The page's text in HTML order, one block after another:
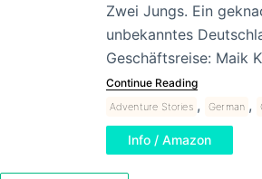
Zwei Jungs. Ein
unbekanntes
Geschäftsreise: Maik
Continue Reading
Adventure Stories , German ,
Info / Amazon